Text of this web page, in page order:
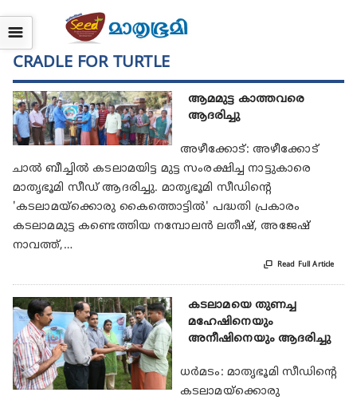
☰
CRADLE FOR TURTLE
ആമമുട്ട കാത്തവരെ
ആദരിച്ചു
അഴീക്കോട്: അഴീക്കോട്
ചാല്‍ ബീച്ചില്‍ കടലാമയിട്ട മുട്ട സംരക്ഷിച്ച നാട്ടുകാരെ
മാതൃഭൂമി സീഡ് ആദരിച്ചു. മാതൃഭൂമി സീഡിന്റെ
'കടലാമയ്‌ക്കൊരു കൈത്തൊട്ടില്‍' പദ്ധതി പ്രകാരം
കടലാമമുട്ട കണ്ടെത്തിയ നമ്പോലന്‍ ലതീഷ്, അജേഷ്
നാവത്ത്,…
 Read Full Article
കടലാമയെ തുണച്ച
മഹേഷിനെയും
അനീഷിനെയും ആദരിച്ചു
ധര്‍മടം: മാതൃഭൂമി സീഡിന്റെ
കടലാമയ്‌ക്കൊരു